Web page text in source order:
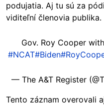
podujatia. Aj tu sú za
viditeľní členovia publika.
Gov. Roy Cooper
#NCAT#Biden
— The A&T Register
Tento záznam overovali